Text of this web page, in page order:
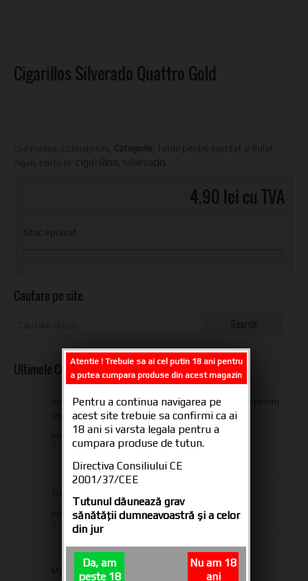
Cigarillos Silverado Quattro Gold
Tutun pentru Injectat și Rulat
Tigari
cigarillos silverado
4.90 lei cu TVA
Stoc epuizat
Cautare pe site
Ultimele Comentarii
multumesc din suflet oameni dragi pentru produs si pentru
rapiditatea livrarii,ramaneti aceiasi...
posted inTuburi tigari CARTEL 200
iulian eugen
posted inTransport si Plata
Administrator
My order is on hold whay
Atentie ! Trebuie sa ai cel putin 18 ani pentru
a putea cumpara produse din acest magazin
Pentru a continua navigarea pe
acest site trebuie sa confirmi ca ai
18 ani si varsta legala pentru a
cumpara produse de tutun.
Directiva Consiliului CE
2001/37/CEE
Tutunul dăunează grav
sănătăţii dumneavoastră şi a celor
din jur
Da, am
peste 18
Nu am 18
ani